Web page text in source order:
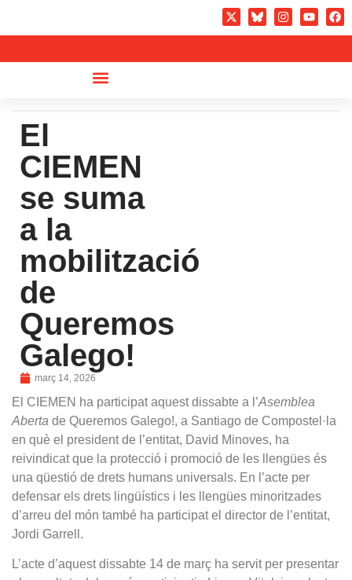
El
CIEMEN
se suma
a la
mobilització
de
Queremos
Galego!
març 14, 2026
El CIEMEN ha participat aquest dissabte a l’Asemblea
Aberta de Queremos Galego!, a Santiago de Compostel·la
en què el president de l’entitat, David Minoves, ha
reivindicat que la protecció i promoció de les llengües és
una qüestió de drets humans universals. En l’acte per
defensar els drets lingüístics i les llengües minoritzades
d’arreu del món també ha participat el director de l’entitat,
Jordi Garrell.
L’acte d’aquest dissabte 14 de març ha servit per presentar